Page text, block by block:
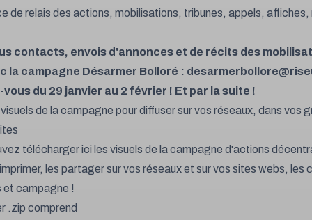
de relais des actions, mobilisations, tribunes, appels, affiches,
contacts, envois d'annonces et de récits des
la campagne Désarmer Bolloré :
vous du 29 janvier au 2 février ! Et par la suite !
de la campagne pour diffuser sur vos réseaux, dans vos
télécharger ici les visuels de la campagne d'actions
les partager sur vos réseaux et sur vos sites webs, les
et campagne !
.zip comprend